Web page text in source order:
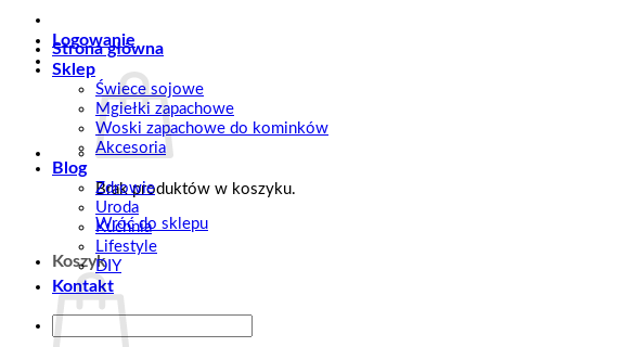
Logowanie
Brak produktów w koszyku.
Wróć do sklepu
Koszyk
Strona główna
Sklep
Świece sojowe
Mgiełki zapachowe
Woski zapachowe do kominków
Akcesoria
Blog
Zdrowie
Uroda
Kuchnia
Lifestyle
DIY
Kontakt
Szukaj: